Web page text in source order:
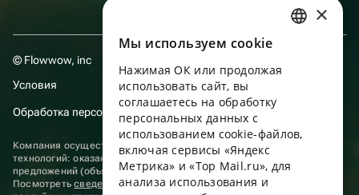
© Flowwow, inc
Условия
Обработка персональных данных
Компания осуществляет деятельность в области информационных
технологий: оказание услуг в сети “Интернет” по размещению
предложений (объявлений) продавцов о реализации товаров.
Посмотретьсведения о программах, включенных в реестр
ENGLISH
UKRAINIAN
PORTUGUESE
×
Мы используем сookie
Нажимая ОК или продолжая
использовать сайт, вы
соглашаетесь на обработку
персональных данных с
использованием cookie-файлов,
включая сервисы «Яндекс
Метрика» и «Top Mail.ru», для
анализа использования и